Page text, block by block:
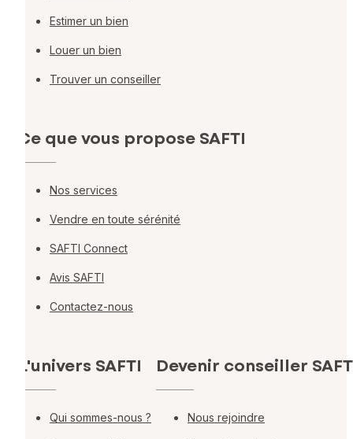
Estimer un bien
Louer un bien
Trouver un conseiller
Ce que vous propose SAFTI
Nos services
Vendre en toute sérénité
SAFTI Connect
Avis SAFTI
Contactez-nous
L'univers SAFTI
Qui sommes-nous ?
Devenir conseiller
Nous rejoindre